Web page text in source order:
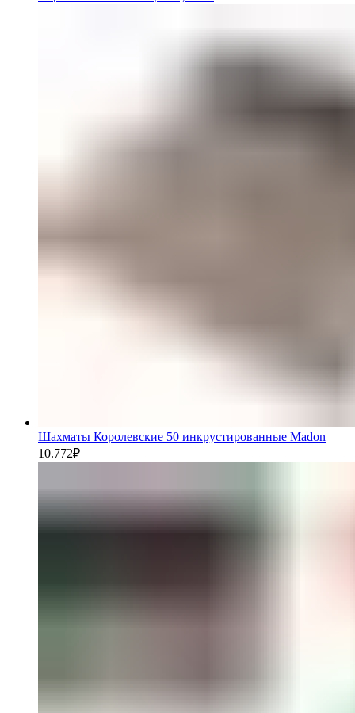
Шахматы Королевские 50 инкрустированные Madon
10.772₽